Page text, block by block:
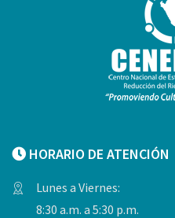
HORARIO DE ATENCIÓN
Lunes a Viernes:
8:30 a.m. a 5:30 p.m.